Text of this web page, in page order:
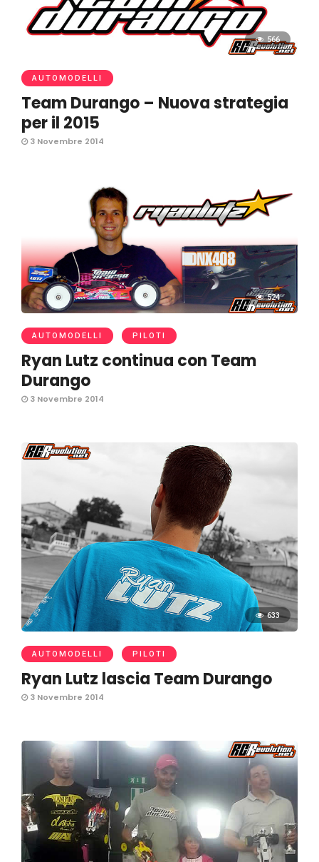
566
AUTOMODELLI
Team Durango – Nuova strategia
per il 2015
3 Novembre 2014
524
AUTOMODELLI PILOTI
Ryan Lutz continua con Team
Durango
3 Novembre 2014
633
AUTOMODELLI PILOTI
Ryan Lutz lascia Team Durango
3 Novembre 2014